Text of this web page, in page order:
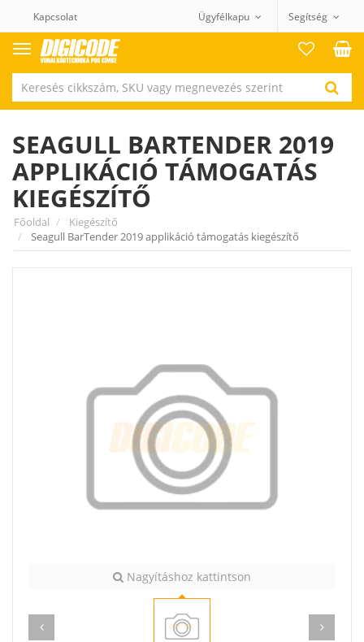
Kapcsolat Ügyfélkapu Segítség
Termék
kategóriák
SEAGULL BARTENDER 2019
APPLIKÁCIÓ TÁMOGATÁS
KIEGÉSZÍTŐ
Főoldal
Kiegészítő
Seagull BarTender 2019 applikáció támogatás kiegészítő
Nagyításhoz kattintson